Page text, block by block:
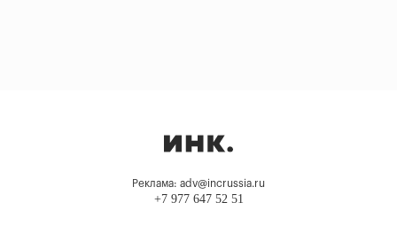
Реклама: adv@incrussia.ru
+7 977 647 52 51